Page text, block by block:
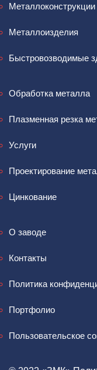
Металлоконструкции
Металлоизделия
Быстровозводимые
Обработка металла
Плазменная резка
Услуги
Проектирование
Цинкование
О заводе
Контакты
Политика
Портфолио
Пользовательское